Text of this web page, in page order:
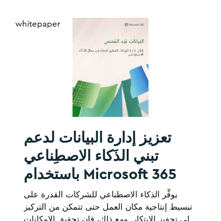
whitepaper
تعزيز إدارة البيانات لدعم
تبني الذَكاء الاصطِناعي
باستخدام Microsoft 365
يوفِّر الذكاء الاصطناعي للشركات القدرة على
تبسيط إنتاجية مكان العمل حتى تتمكن من التركيز
على تحفيز الابتكار. ومع ذلك، فإن تحقيق الإمكانات